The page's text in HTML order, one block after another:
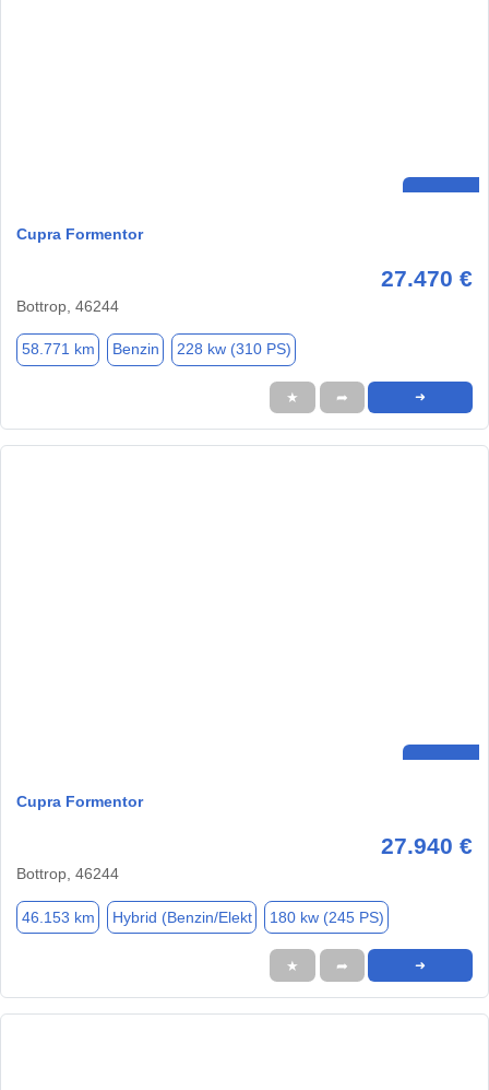
Cupra Formentor
27.470 €
Bottrop, 46244
58.771 km Benzin 228 kw (310 PS)
★ ➦ ➜
Cupra Formentor
27.940 €
Bottrop, 46244
46.153 km Hybrid (Benzin/Elekt 180 kw (245 PS)
★ ➦ ➜